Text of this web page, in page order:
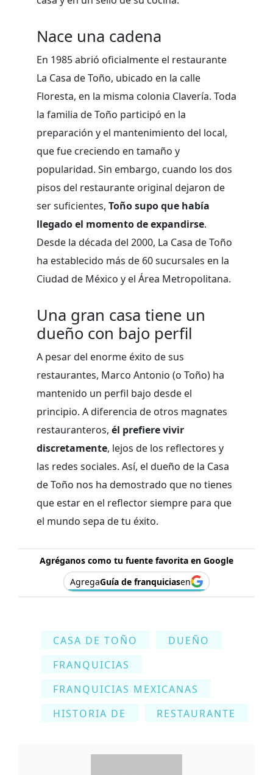
Nace una cadena
En 1985 abrió oficialmente el restaurante
La Casa de Toño, ubicado en la calle
Floresta, en la misma colonia Clavería. Toda
la familia de Toño participó en la
preparación y el mantenimiento del local,
que fue creciendo en tamaño y
popularidad. Sin embargo, cuando los dos
pisos del restaurante original dejaron de
ser suficientes, Toño supo que había
llegado el momento de expandirse.
Desde la década del 2000, La Casa de Toño
ha establecido más de 60 sucursales en la
Ciudad de México y el Área Metropolitana.
Una gran casa tiene un
dueño con bajo perfil
A pesar del enorme éxito de sus
restaurantes, Marco Antonio (o Toño) ha
mantenido un perfil bajo desde el
principio. A diferencia de otros magnates
restauranteros, él prefiere vivir
discretamente, lejos de los reflectores y
las redes sociales. Así, el dueño de la Casa
de Toño nos ha demostrado que no tienes
que estar en el reflector siempre para que
el mundo sepa de tu éxito.
Agréganos como tu fuente favorita en Google
AgregaGuía de franquiciasen
CASA DE TOÑO
DUEÑO
FRANQUICIAS
FRANQUICIAS MEXICANAS
HISTORIA DE
RESTAURANTE